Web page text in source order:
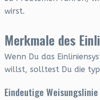
wirst.
Merkmale des
Wenn Du das
willst, solltest Du die
Eindeutige Weisungslinie